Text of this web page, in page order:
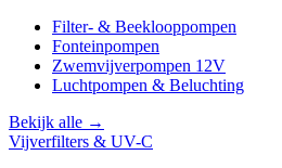
Filter- & Beeklooppompen
Fonteinpompen
Zwemvijverpompen 12V
Luchtpompen & Beluchting
Bekijk alle →
Vijverfilters & UV-C